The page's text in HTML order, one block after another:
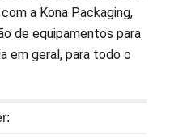
a Kona Packaging,
de equipamentos para
em geral, para todo o